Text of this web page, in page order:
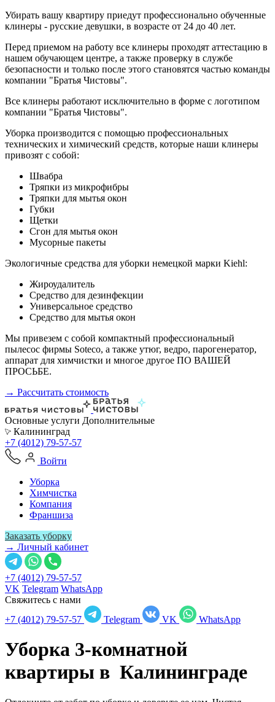
Убирать вашу квартиру приедут профессионально обученные
клинеры - русские девушки, в возрасте от 24 до 40 лет.
Перед приемом на работу все клинеры проходят аттестацию в
нашем обучающем центре, а также проверку в службе
безопасности и только после этого становятся частью команды
компании "Братья Чистовы".
Все клинеры работают исключительно в форме с логотипом
компании "Братья Чистовы".
Уборка производится с помощью профессиональных
технических и химический средств, которые наши клинеры
привозят с собой:
Швабра
Тряпки из микрофибры
Тряпки для мытья окон
Губки
Щетки
Сгон для мытья окон
Мусорные пакеты
Экологичные средства для уборки немецкой марки Kiehl:
Жироудалитель
Средство для дезинфекции
Универсальное средство
Средство для мытья окон
Мы привезем с собой компактный профессиональный
пылесос фирмы Soteco, а также утюг, ведро, парогенератор,
аппарат для химчистки и многое другое ПО ВАШЕЙ
ПРОСЬБЕ.
→ Рассчитать стоимость
Основные услуги Дополнительные
Калининград
+7 (4012) 79-57-57
Войти
Уборка
Химчистка
Компания
Франшиза
Заказать уборку
→ Личный кабинет
+7 (4012) 79-57-57
VK Telegram WhatsApp
Свяжитесь с нами
+7 (4012) 79-57-57
Telegram VK WhatsApp
Уборка 3-комнатной
квартиры в Калининграде